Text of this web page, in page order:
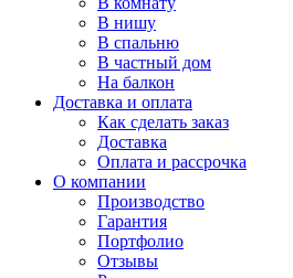
В нишу
В спальню
В частный дом
На балкон
Доставка и оплата
Как сделать заказ
Доставка
Оплата и рассрочка
О компании
Производство
Гарантия
Портфолио
Отзывы